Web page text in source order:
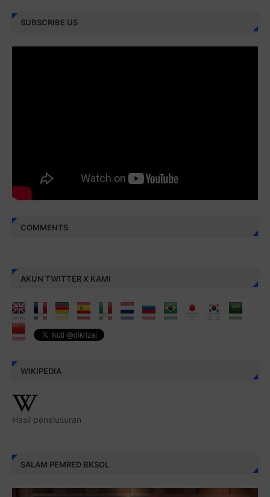
SUBSCRIBE US
COMMENTS
AKUN TWITTER X KAMI
WIKIPEDIA
Hasil penelusuran
SALAM PEMRED BKSOL